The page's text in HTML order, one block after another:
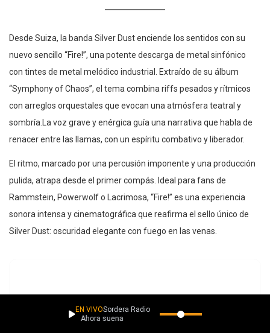
Desde Suiza, la banda Silver Dust enciende los sentidos con su
nuevo sencillo “Fire!”, una potente descarga de metal sinfónico
con tintes de metal melódico industrial. Extraído de su álbum
“Symphony of Chaos”, el tema combina riffs pesados y rítmicos
con arreglos orquestales que evocan una atmósfera teatral y
sombría.La voz grave y enérgica guía una narrativa que habla de
renacer entre las llamas, con un espíritu combativo y liberador.
El ritmo, marcado por una percusión imponente y una producción
pulida, atrapa desde el primer compás. Ideal para fans de
Rammstein, Powerwolf o Lacrimosa, “Fire!” es una experiencia
sonora intensa y cinematográfica que reafirma el sello único de
Silver Dust: oscuridad elegante con fuego en las venas.
EN VIVOSordera Radio
Ahora suena